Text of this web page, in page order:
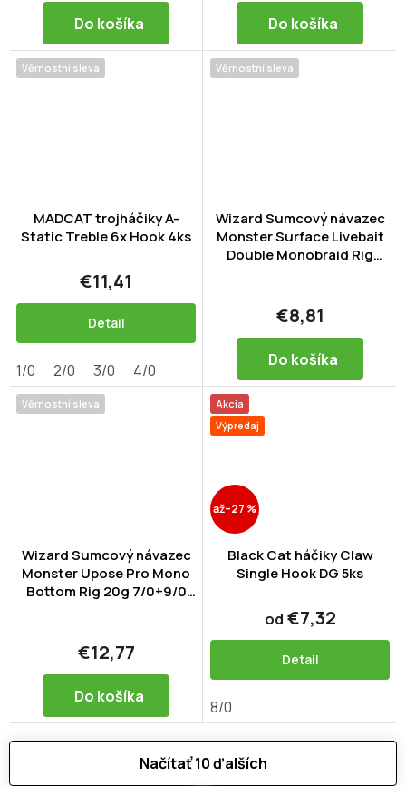
Do košíka Do košíka
Věrnostní sleva
MADCAT trojháčiky A-
Static Treble 6x Hook 4ks
€11,41
Detail
1/0 2/0 3/0 4/0
Věrnostní sleva
Wizard Sumcový návazec
Monster Surface Livebait
Double Monobraid Rig
€8,81
Do košíka
Věrnostní sleva
Wizard Sumcový návazec
Monster Upose Pro Mono
Bottom Rig 20g 7/0+9/0
€12,77
Do košíka
Akcia
Výpredaj
až–27 %
Black Cat háčiky Claw
Single Hook DG 5ks
od €7,32
Detail
8/0
Načítať 10 ďalších